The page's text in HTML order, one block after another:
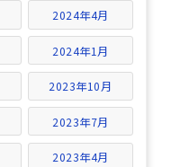
2024年4月
2024年1月
2023年10月
2023年7月
2023年4月